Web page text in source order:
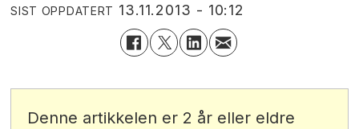
SIST OPPDATERT 13.11.2013 - 10:12
Denne artikkelen er 2 år eller eldre